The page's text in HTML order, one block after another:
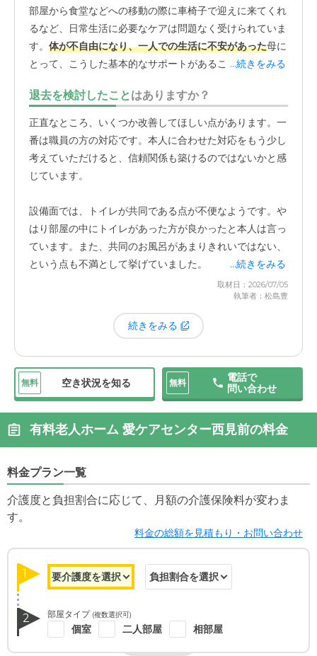
部屋から食堂などへの移動の際に車椅子で迎えに来てくれ
るなど、日常生活に必要なケアは問題なく受けられていま
す。 体が不自由になり、一人での生活に不安があった母に
とって、こうした基本的なサポートがあることは安心材料
は足りているように見受けられます 。そのため、食事や移
動の介助といったサポートが滞りなく行われている印象で
す。介護の体制という面では、しっかりしているのではな
いかと感じています。
...続きをみる
退去を検討したことはありますか？
正直なところ、いくつか改善してほしい点があります。一
番は職員の方の対応です。本人に合わせた対応をもう少し
考えていただけると、信頼関係も築けるのではないかと感
じています。
設備面では、トイレが共同である点が不便なようです。や
はり部屋の中にトイレがあった方が良かったと本人は言っ
ています。また、共同のお風呂があまりきれいではない、
という点も不満として挙げていました。
職員の方との信頼関係が崩れ
こともあって、本人は「移りたい」と話してい
ます。実際に使ってみて分かった希望とのズレが大きくな
っているところです。
...続きをみる
取材日：2026/07/05
執筆者：松島豊
続きをみる
無料 空き状況を知る 無料
電話で
問い合わせ
有料老人ホーム 愛ケアセンター西見前の料金
料金プラン一覧
介護度と負担割合に応じて、月額の介護保険料が変わま
す。
料金の総額を見積もり・お問い合わせ
1
2 部屋タイプ (複数選択可)
個室 二人部屋 相部屋